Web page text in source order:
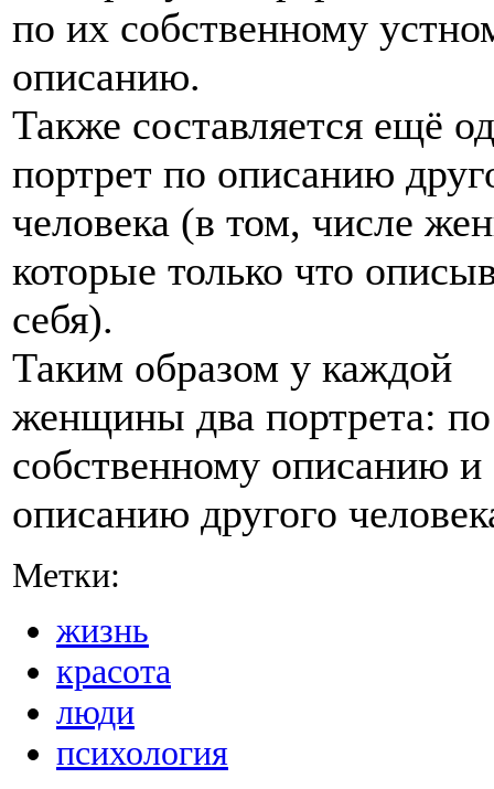
по их собственному
описанию.
Также составляется ещё
портрет по описанию
человека (в том, числе
которые только что
себя).
Таким образом у каждой
женщины два портрета: по
собственному описанию и
описанию другого
Метки:
жизнь
красота
люди
психология